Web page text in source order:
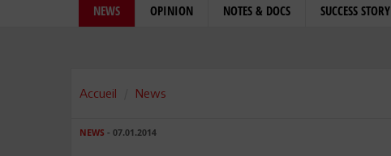
NEWS OPINION NOTES & DOCS SUCCESS STORY
Accueil News
NEWS - 07.01.2014